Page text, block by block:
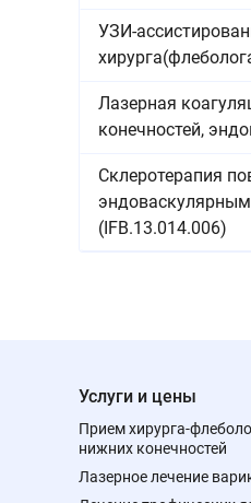
УЗИ-
Лазерная
конечностей,
Склеротерапия
(IFB.13.014.006)
Услуги и цены
Прием хирурга-
нижних конечностей
Лазерное лечение